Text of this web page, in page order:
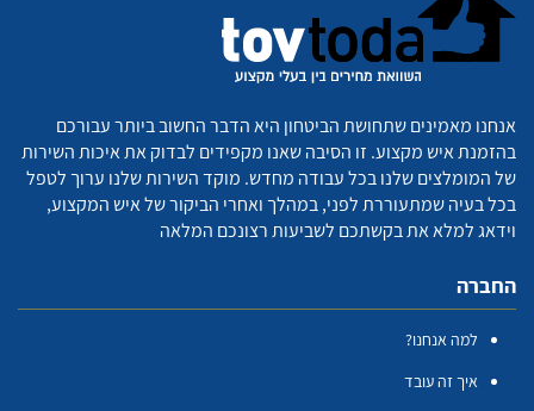
אנחנו מאמינים שתחושת הביטחון היא הדבר החשוב ביותר עבורכם
בהזמנת איש מקצוע. זו הסיבה שאנו מקפידים לבדוק את איכות השירות
של המומלצים שלנו בכל עבודה מחדש. מוקד השירות שלנו ערוך לטפל
בכל בעיה שמתעוררת לפני, במהלך ואחרי הביקור של איש המקצוע,
וידאג למלא את בקשתכם לשביעות רצונכם המלאה
החברה
למה אנחנו?
איך זה עובד